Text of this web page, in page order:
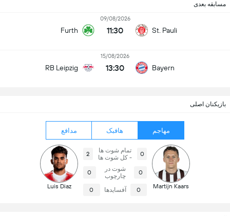
مسابقه بعدی
St. Pauli
09/08/2026
11:30
Furth
Bayern
15/08/2026
13:30
RB Leipzig
بازیکنان اصلی
مهاجم هافبک مدافع
Martijn Kaars
0
تمام شوت ها
- کل شوت ها
2
0
شوت در
چارچوب
0
0 آفسایدها 0
Luis Diaz